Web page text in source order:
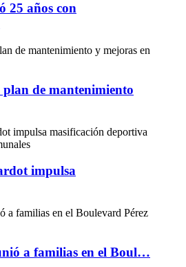
25 años con
de mantenimiento
impulsa
a familias en el Boul…